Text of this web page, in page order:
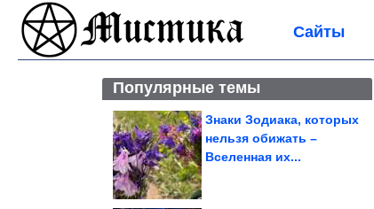
Сайты
Популярные темы
Знаки Зодиака, которых
нельзя обижать –
Вселенная их...